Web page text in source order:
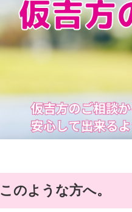
このような方へ。